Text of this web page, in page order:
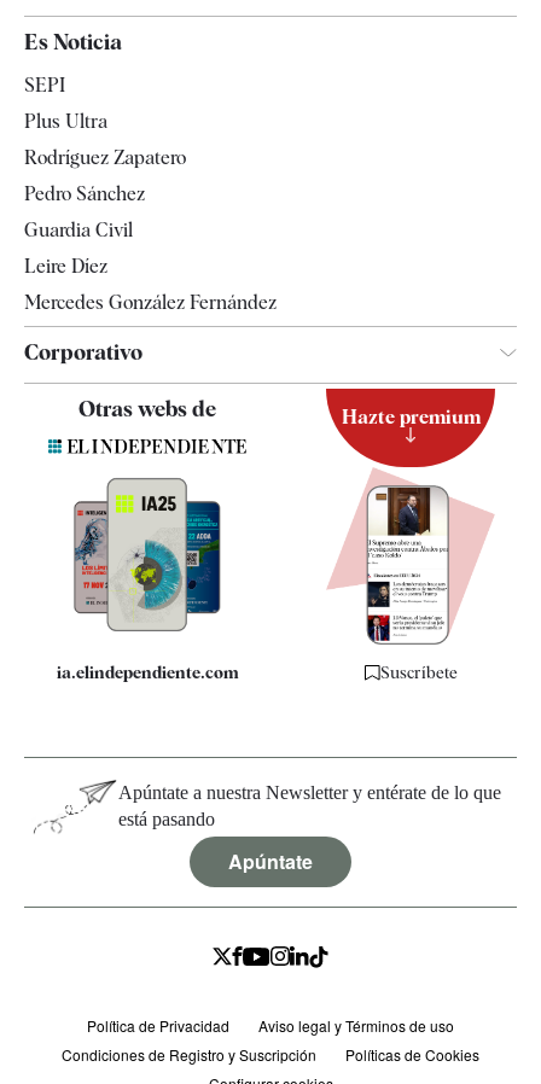
España
Televisión
Es Noticia
SEPI
Plus Ultra
Rodríguez Zapatero
Pedro Sánchez
Guardia Civil
Leire Díez
Mercedes González Fernández
Corporativo
Contacto
Quiénes somos
Especificaciones
Otras webs de
ia.elindependiente.com
Hazte premium
Suscríbete
Apúntate a nuestra Newsletter y entérate de lo que
está pasando
Apúntate
Política de Privacidad
Aviso legal y Términos de uso
Condiciones de Registro y Suscripción
Políticas de Cookies